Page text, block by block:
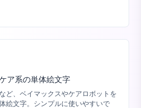
ア系の単体絵文字
ど、ベイマックスやケアロボットを
絵文字。シンプルに使いやすいで